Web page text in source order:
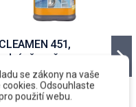
CLEAMEN 451,
odvápňovač
nerez.ploch, 1L
za kus: 191,20 Kč bez
se zákony na vaše
Odsouhlaste
použití webu.